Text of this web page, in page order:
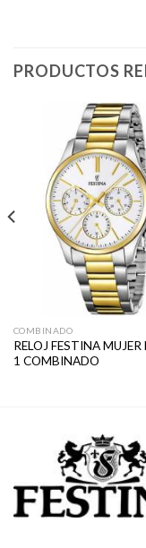
PRODUCTOS
COMBINADO
RELOJ FESTINA
1 COMBINADO